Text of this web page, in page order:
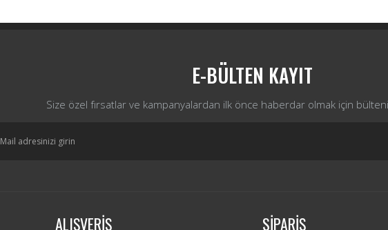
E-BÜLTEN KAYIT
Size özel fırsatlar ve kampanyalardan ilk önce haberdar olmak için
ALIŞVERİŞ SİPARİŞ